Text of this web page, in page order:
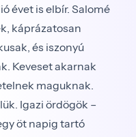
évet is elbír. Salomé
káprázatosan
és iszonyú
Keveset akarnak
maguknak.
Igazi ördögök –
öt napig tartó